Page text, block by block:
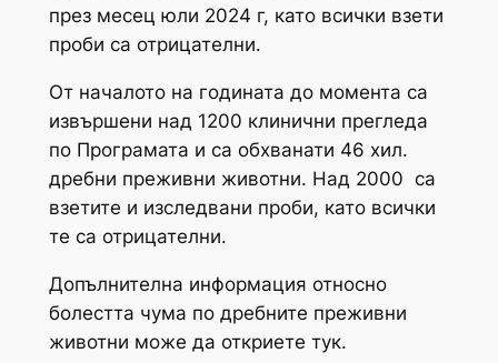
през месец юли 2024 г, като всички взети
проби са отрицателни.
От началото на годината до момента са
извършени над 1200 клинични прегледа
по Програмата и са обхванати 46 хил.
дребни преживни животни. Над 2000 са
взетите и изследвани проби, като всички
те са отрицателни.
Допълнителна информация относно
болестта чума по дребните преживни
животни може да откриете тук.